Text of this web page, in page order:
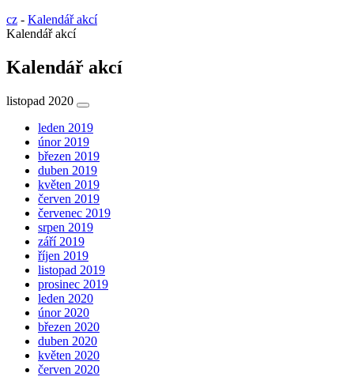
cz - Kalendář akcí
Kalendář akcí
Kalendář akcí
listopad 2020
leden 2019
únor 2019
březen 2019
duben 2019
květen 2019
červen 2019
červenec 2019
srpen 2019
září 2019
říjen 2019
listopad 2019
prosinec 2019
leden 2020
únor 2020
březen 2020
duben 2020
květen 2020
červen 2020